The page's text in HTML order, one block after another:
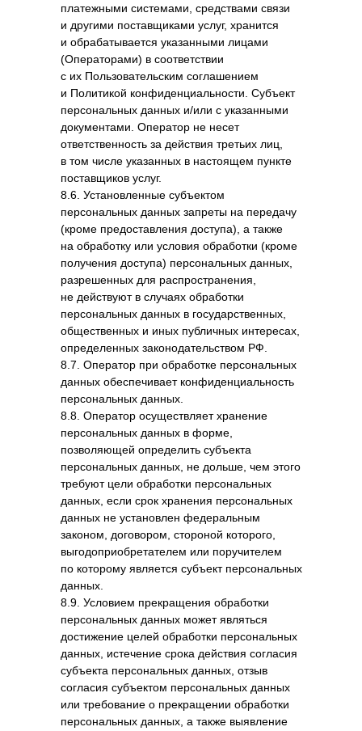
платежными системами, средствами связи
и другими поставщиками услуг, хранится
и обрабатывается указанными лицами
(Операторами) в соответствии
с их Пользовательским соглашением
и Политикой конфиденциальности. Субъект
персональных данных и/или с указанными
документами. Оператор не несет
ответственность за действия третьих лиц,
в том числе указанных в настоящем пункте
поставщиков услуг.
8.6. Установленные субъектом
персональных данных запреты на передачу
(кроме предоставления доступа), а также
на обработку или условия обработки (кроме
получения доступа) персональных данных,
разрешенных для распространения,
не действуют в случаях обработки
персональных данных в государственных,
общественных и иных публичных интересах,
определенных законодательством РФ.
8.7. Оператор при обработке персональных
данных обеспечивает конфиденциальность
персональных данных.
8.8. Оператор осуществляет хранение
персональных данных в форме,
позволяющей определить субъекта
персональных данных, не дольше, чем этого
требуют цели обработки персональных
данных, если срок хранения персональных
данных не установлен федеральным
законом, договором, стороной которого,
выгодоприобретателем или поручителем
по которому является субъект персональных
данных.
8.9. Условием прекращения обработки
персональных данных может являться
достижение целей обработки персональных
данных, истечение срока действия согласия
субъекта персональных данных, отзыв
согласия субъектом персональных данных
или требование о прекращении обработки
персональных данных, а также выявление
напольные покрытия
керамическая плитка
лепной декор интерьерный и фасадный
обои и фрески
краски и 3d панели
корпусная мебель на заказ
мягкая мебель
столы и стулья
свет, розетки
предметы интерьера
+7 (978) 123-11-88
[каталог]
Дизайн интерьеров в Евпатории
Строительный гипермаркет в Евпатории